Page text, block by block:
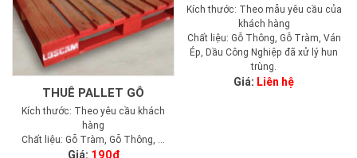
THUÊ PALLET GỖ
Kích thước: Theo yêu cầu khách
hàng
Chất liệu: Gỗ Tràm, Gỗ Thông, ...
Giá: 190₫
Kích thước: Theo mẫu yêu cầu của
khách hàng
Chất liệu: Gỗ Thông, Gỗ Tràm, Ván
Ép, Dầu Công Nghiệp đã xử lý hun
trùng.
Giá: Liên hệ